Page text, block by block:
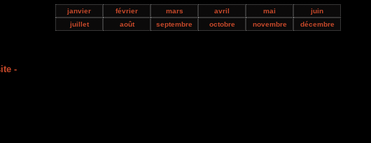
-
janvier février mars avril mai
juin
juillet
août septembre octobre novembre décembre